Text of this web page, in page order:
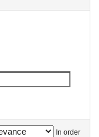
In order